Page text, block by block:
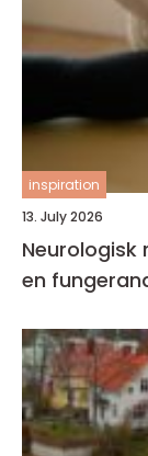
inspiration
13. July 2026
Neurologisk
en